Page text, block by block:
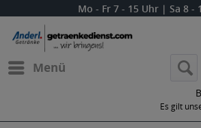
Mo - Fr 7 - 15 Uhr | Sa 8 -
Menü
Es gilt